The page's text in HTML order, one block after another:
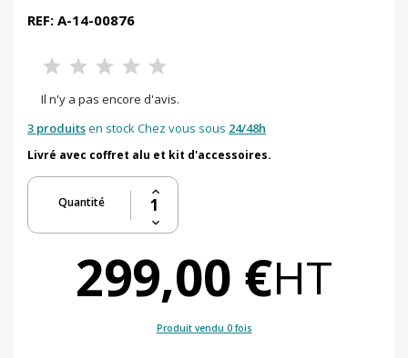
REF: A-14-00876
Il n'y a pas encore d'avis.
3 produitsen stock Chez vous sous 24/48h
Livré avec coffret alu et kit d'accessoires.
Quantité
299,00 €HT
Produit vendu 0 fois